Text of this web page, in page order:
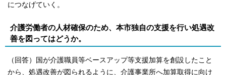
につなげていく。
介護労働者の人材確保のため、本市独自の支援を行い処遇改
善を図ってはどうか。
（回答）国が介護職員等ベースアップ等支援加算を創設したこと
から、処遇改善が図られるように、介護事業所へ加算取得に向け